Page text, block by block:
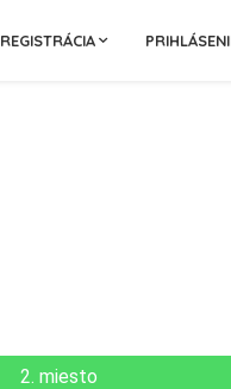
REGISTRÁCIA
2. miesto